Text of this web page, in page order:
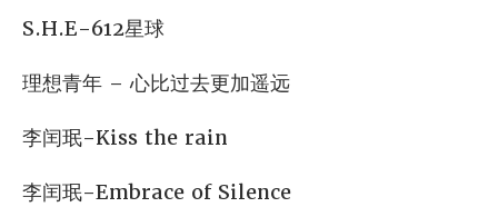
S.H.E-612星球
理想青年 – 心比过去更加遥远
李闰珉-Kiss the rain
李闰珉-Embrace of Silence